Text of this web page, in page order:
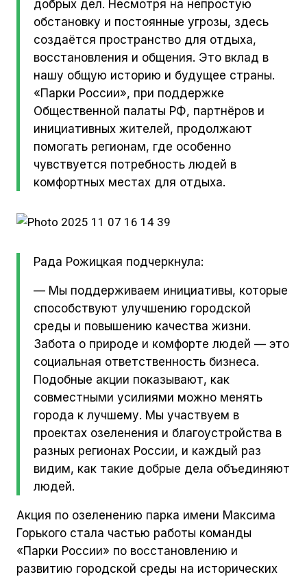
добрых дел. Несмотря на непростую
обстановку и постоянные угрозы, здесь
создаётся пространство для отдыха,
восстановления и общения. Это вклад в
нашу общую историю и будущее страны.
«Парки России», при поддержке
Общественной палаты РФ, партнёров и
инициативных жителей, продолжают
помогать регионам, где особенно
чувствуется потребность людей в
комфортных местах для отдыха.
Рада Рожицкая подчеркнула:
— Мы поддерживаем инициативы, которые
способствуют улучшению городской
среды и повышению качества жизни.
Забота о природе и комфорте людей — это
социальная ответственность бизнеса.
Подобные акции показывают, как
совместными усилиями можно менять
города к лучшему. Мы участвуем в
проектах озеленения и благоустройства в
разных регионах России, и каждый раз
видим, как такие добрые дела объединяют
людей.
Акция по озеленению парка имени Максима
Горького стала частью работы команды
«Парки России» по восстановлению и
развитию городской среды на исторических